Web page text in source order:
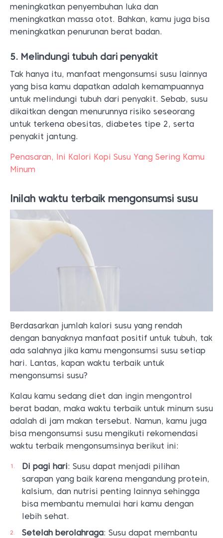
meningkatkan penyembuhan luka dan
meningkatkan massa otot. Bahkan, kamu juga bisa
meningkatkan penurunan berat badan.
5. Melindungi tubuh dari penyakit
Tak hanya itu, manfaat mengonsumsi susu lainnya
yang bisa kamu dapatkan adalah kemampuannya
untuk melindungi tubuh dari penyakit. Sebab, susu
dikaitkan dengan menurunnya risiko seseorang
untuk terkena obesitas, diabetes tipe 2, serta
penyakit jantung.
Penasaran, Ini Kalori Kopi Susu Yang Sering Kamu
Minum
Inilah waktu terbaik mengonsumsi susu
Berdasarkan jumlah kalori susu yang rendah
dengan banyaknya manfaat positif untuk tubuh, tak
ada salahnya jika kamu mengonsumsi susu setiap
hari. Lantas, kapan waktu terbaik untuk
mengonsumsi susu?
Kalau kamu sedang diet dan ingin mengontrol
berat badan, maka waktu terbaik untuk minum susu
adalah di jam makan tersebut. Namun, kamu juga
bisa mengonsumsi susu mengikuti rekomendasi
waktu terbaik mengonsumsinya berikut ini:
Di pagi hari: Susu dapat menjadi pilihan
sarapan yang baik karena mengandung protein,
kalsium, dan nutrisi penting lainnya sehingga
bisa membantu memulai hari kamu dengan
lebih sehat.
Setelah berolahraga: Susu dapat membantu